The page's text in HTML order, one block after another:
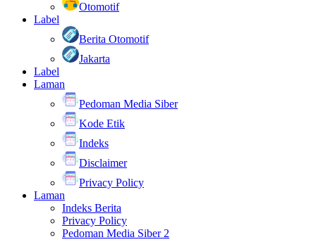
Otomotif
Label
Berita Otomotif
Jakarta
Label
Laman
Pedoman Media Siber
Kode Etik
Indeks
Disclaimer
Privacy Policy
Laman
Indeks Berita
Privacy Policy
Pedoman Media Siber 2